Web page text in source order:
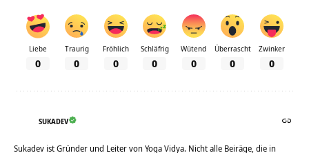
Liebe
0
Traurig
0
Fröhlich
0
Schläfrig
0
Wütend
0
Überrascht
0
Zwinker
0
SUKADEV
Sukadev ist Gründer und Leiter von Yoga Vidya. Nicht alle Beiräge, die in